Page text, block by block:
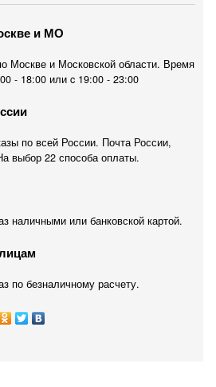
и МО
Москве и Московской области. Время
- 18:00 или c 19:00 - 23:00
по всей России. Почта России,
выбор 22 способа оплаты.
наличными или банковской картой.
по безналичному расчету.